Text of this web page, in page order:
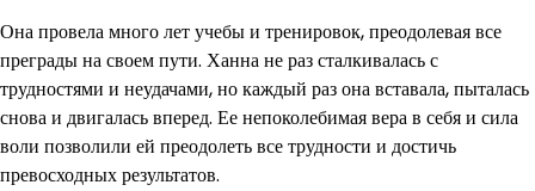
Она провела много лет учебы и тренировок, преодолевая все
преграды на своем пути. Ханна не раз сталкивалась с
трудностями и неудачами, но каждый раз она вставала, пыталась
снова и двигалась вперед. Ее непоколебимая вера в себя и сила
воли позволили ей преодолеть все трудности и достичь
превосходных результатов.